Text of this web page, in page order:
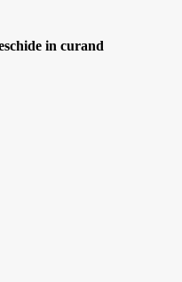
in curand